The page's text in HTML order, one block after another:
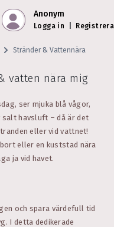
Anonym
Logga in
Stränder & Vattennära
vatten nära mig
ser mjuka blå vågor,
salt havsluft – då är det
eller vid vattnet!
eller en kuststad nära
ja vid havet.
och spara värdefull tid
I detta dedikerade